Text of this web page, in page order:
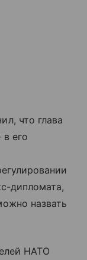
что глава
его
дипломата,
назвать
НАТО